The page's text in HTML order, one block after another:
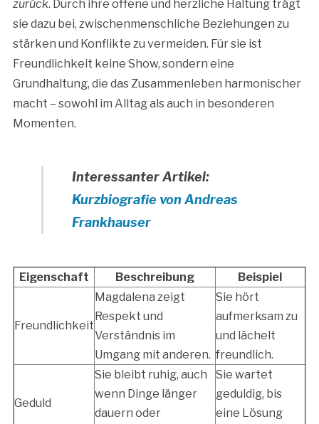
zurück. Durch ihre offene und herzliche Haltung trägt
sie dazu bei, zwischenmenschliche Beziehungen zu
stärken und Konflikte zu vermeiden. Für sie ist
Freundlichkeit keine Show, sondern eine
Grundhaltung, die das Zusammenleben harmonischer
macht – sowohl im Alltag als auch in besonderen
Momenten.
Interessanter Artikel:
Kurzbiografie von Andreas
Frankhauser
Eigenschaft Beschreibung Beispiel
Freundlichkeit
Magdalena zeigt
Respekt und
Verständnis im
Umgang mit anderen.
Sie hört
aufmerksam zu
und lächelt
freundlich.
Geduld
Sie bleibt ruhig, auch
wenn Dinge länger
dauern oder
Sie wartet
geduldig, bis
eine Lösung